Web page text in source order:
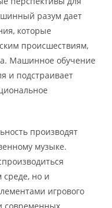
разум дает
которые
происшествиям,
Машинное обучение
и подстраивает
производят
музыке.
среде, но и
игрового